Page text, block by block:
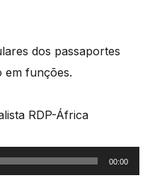
dos passaportes
em funções.
RDP-África
00:00